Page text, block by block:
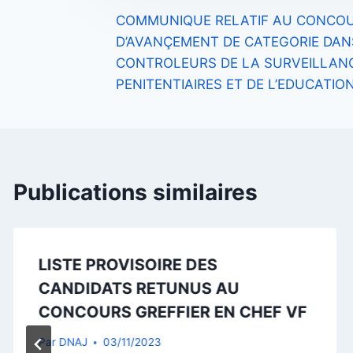
de
l’article
COMMUNIQUE RELATIF AU
D’AVANÇEMENT DE CATEGORIE
CONTROLEURS DE LA
PENITENTIAIRES ET DE
Publications similaires
LISTE PROVISOIRE DES
CANDIDATS RETUNUS AU
CONCOURS GREFFIER EN CHEF VF
Par DNAJ 03/11/2023